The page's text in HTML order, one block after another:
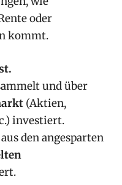
oder
kommt.
und über
(Aktien,
investiert.
den angesparten